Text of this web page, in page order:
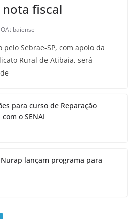
fiscal
OAtibaiense
Sebrae-SP, com apoio da
Rural de Atibaia, será
para curso de Reparação
o SENAI
lançam programa para